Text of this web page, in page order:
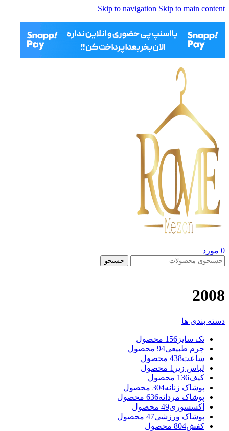
Skip to navigation Skip to main content
0 مورد
جستجو
2008
دسته بندی ها
تک سایز 156 محصول
چرم طبیعی94 محصول
ساعت438 محصول
لباس زیر 1 محصول
کیف136 محصول
پوشاک زنانه304 محصول
پوشاک مردانه636 محصول
اکسسوری49 محصول
پوشاک ورزشی47 محصول
کفش804 محصول